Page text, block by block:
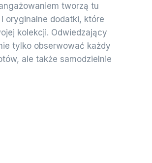
tworzą tu
oryginalne dodatki, które
kolekcji. Odwiedzający
tylko obserwować każdy
ale także samodzielnie